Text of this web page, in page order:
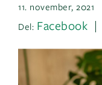
11. november, 2021
Del: Facebook